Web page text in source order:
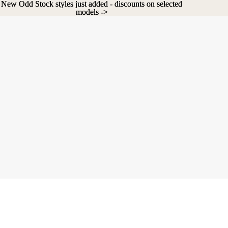
New Odd Stock styles just added - discounts on selected
models ->
New Odd Stock styles just added - discounts on selected
models ->